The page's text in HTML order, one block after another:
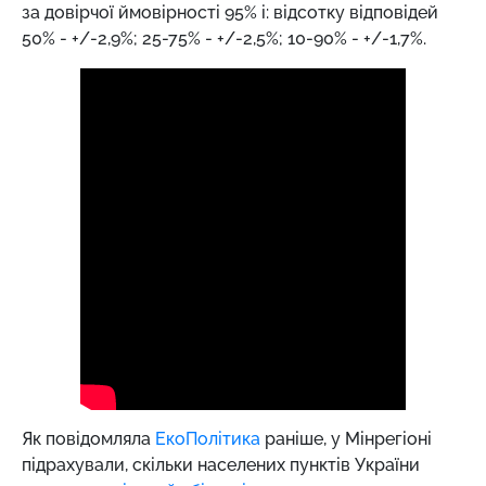
за довірчої ймовірності 95% і: відсотку відповідей
50% - +/-2,9%; 25-75% - +/-2,5%; 10-90% - +/-1,7%.
Як повідомляла ЕкоПолітика раніше, у Мінрегіоні
підрахували, скільки населених пунктів України